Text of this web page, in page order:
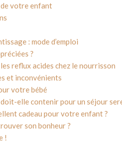
votre enfant
: mode d’emploi
?
reflux acides chez le nourrisson
et inconvénients
votre bébé
elle contenir pour un séjour
cadeau pour votre enfant ?
son bonheur ?
!